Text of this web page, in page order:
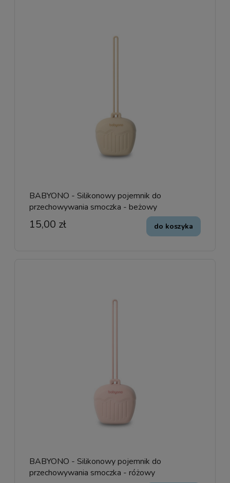
BABYONO - Silikonowy pojemnik do
przechowywania smoczka - beżowy
15,00 zł do koszyka
BABYONO - Silikonowy pojemnik do
przechowywania smoczka - różowy